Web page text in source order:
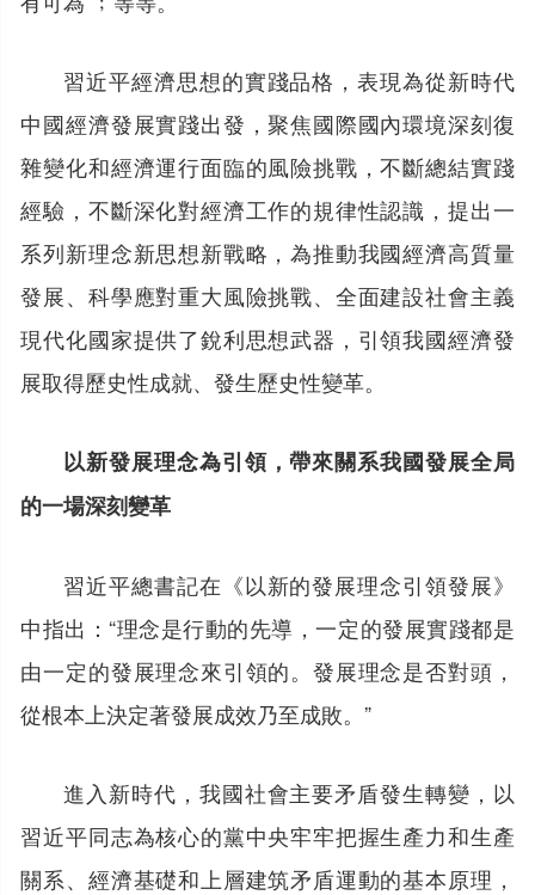
習近平經濟思想的實踐品格，表現為從新時代
中國經濟發展實踐出發，聚焦國際國內環境深刻復
雜變化和經濟運行面臨的風險挑戰，不斷總結實踐
經驗，不斷深化對經濟工作的規律性認識，提出一
系列新理念新思想新戰略，為推動我國經濟高質量
發展、科學應對重大風險挑戰、全面建設社會主義
現代化國家提供了銳利思想武器，引領我國經濟發
展取得歷史性成就、發生歷史性變革。
以新發展理念為引領，帶來關系我國發展全局
的一場深刻變革
習近平總書記在《以新的發展理念引領發展》
中指出：“理念是行動的先導，一定的發展實踐都是
由一定的發展理念來引領的。發展理念是否對頭，
從根本上決定著發展成效乃至成敗。”
進入新時代，我國社會主要矛盾發生轉變，以
習近平同志為核心的黨中央牢牢把握生產力和生產
關系、經濟基礎和上層建筑矛盾運動的基本原理，